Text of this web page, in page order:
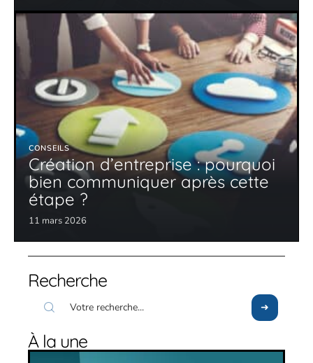
CONSEILS
Création d’entreprise : pourquoi
bien communiquer après cette
étape ?
11 mars 2026
Recherche
À la une